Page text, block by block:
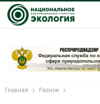
Главная Разное